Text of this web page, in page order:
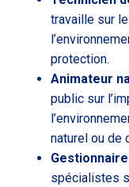
travaille sur
protection.
Animateur
public sur
naturel ou de
spécialistes